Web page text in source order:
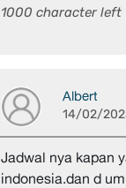
1000 character left
Albert
14/02/
Jadwal nya kapan
indonesia.dan d